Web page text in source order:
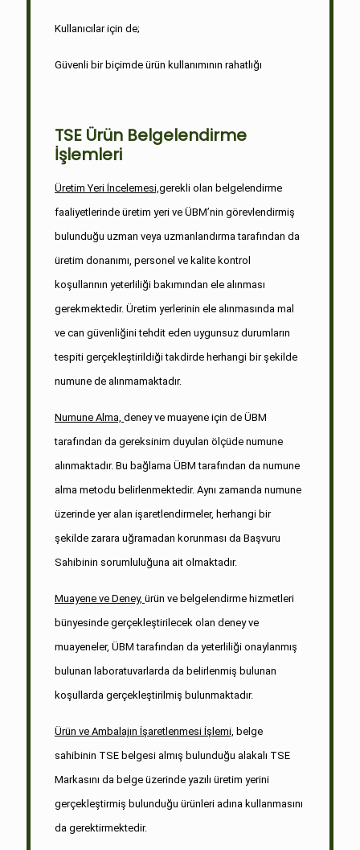
Kullanıcılar için de;
Güvenli bir biçimde ürün kullanımının rahatlığı
TSE Ürün Belgelendirme
İşlemleri
Üretim Yeri İncelemesi,gerekli olan belgelendirme
faaliyetlerinde üretim yeri ve ÜBM’nin görevlendirmiş
bulunduğu uzman veya uzmanlandırma tarafından da
üretim donanımı, personel ve kalite kontrol
koşullarının yeterliliği bakımından ele alınması
gerekmektedir. Üretim yerlerinin ele alınmasında mal
ve can güvenliğini tehdit eden uygunsuz durumların
tespiti gerçekleştirildiği takdirde herhangi bir şekilde
numune de alınmamaktadır.
Numune Alma, deney ve muayene için de ÜBM
tarafından da gereksinim duyulan ölçüde numune
alınmaktadır. Bu bağlama ÜBM tarafından da numune
alma metodu belirlenmektedir. Aynı zamanda numune
üzerinde yer alan işaretlendirmeler, herhangi bir
şekilde zarara uğramadan korunması da Başvuru
Sahibinin sorumluluğuna ait olmaktadır.
Muayene ve Deney, ürün ve belgelendirme hizmetleri
bünyesinde gerçekleştirilecek olan deney ve
muayeneler, ÜBM tarafından da yeterliliği onaylanmış
bulunan laboratuvarlarda da belirlenmiş bulunan
koşullarda gerçekleştirilmiş bulunmaktadır.
Ürün ve Ambalajın İşaretlenmesi İşlemi, belge
sahibinin TSE belgesi almış bulunduğu alakalı TSE
Markasını da belge üzerinde yazılı üretim yerini
gerçekleştirmiş bulunduğu ürünleri adına kullanmasını
da gerektirmektedir.